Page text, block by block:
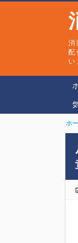
消
配
い
ホ